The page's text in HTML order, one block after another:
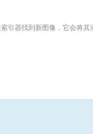
引器找到新图像，它会将